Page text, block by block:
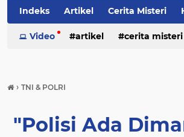
Indeks Artikel Cerita Misteri
Prestasi Ragam Info Seputar
Video artikel cerita misteri
› TNI & POLRI
"Polisi Ada